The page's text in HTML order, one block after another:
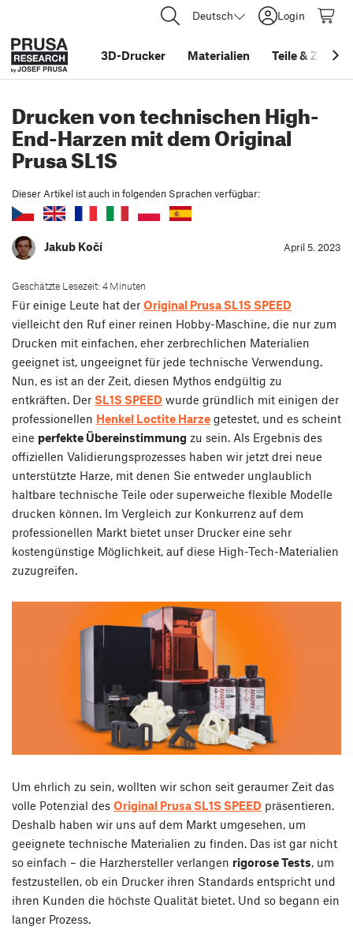
Deutsch Login
3D-Drucker Materialien Teile&
Drucken von technischen High-
End-Harzen mit dem Original
Prusa SL1S
Dieser Artikel ist auch in folgenden Sprachen verfügbar:
Jakub Kočí April 5. 2023
Geschätzte Lesezeit: 4 Minuten
Für einige Leute hat der Original Prusa SL1S SPEED
vielleicht den Ruf einer reinen Hobby-Maschine, die nur zum
Drucken mit einfachen, eher zerbrechlichen Materialien
geeignet ist, ungeeignet für jede technische Verwendung.
Nun, es ist an der Zeit, diesen Mythos endgültig zu
entkräften. Der SL1S SPEED wurde gründlich mit einigen der
professionellen Henkel Loctite Harze getestet, und es scheint
eine perfekte Übereinstimmung zu sein. Als Ergebnis des
offiziellen Validierungsprozesses haben wir jetzt drei neue
unterstützte Harze, mit denen Sie entweder unglaublich
haltbare technische Teile oder superweiche flexible Modelle
drucken können. Im Vergleich zur Konkurrenz auf dem
professionellen Markt bietet unser Drucker eine sehr
kostengünstige Möglichkeit, auf diese High-Tech-Materialien
zuzugreifen.
Um ehrlich zu sein, wollten wir schon seit geraumer Zeit das
volle Potenzial des Original Prusa SL1S SPEED präsentieren.
Deshalb haben wir uns auf dem Markt umgesehen, um
geeignete technische Materialien zu finden. Das ist gar nicht
so einfach – die Harzhersteller verlangen rigorose Tests, um
festzustellen, ob ein Drucker ihren Standards entspricht und
ihren Kunden die höchste Qualität bietet. Und so begann ein
langer Prozess.